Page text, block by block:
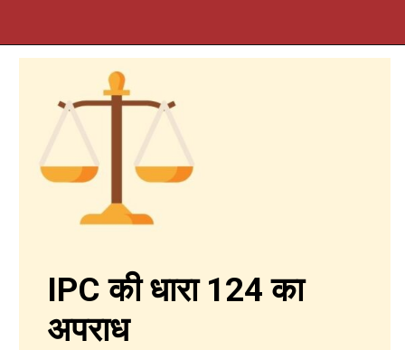
IPC की धारा 124 का
अपराध